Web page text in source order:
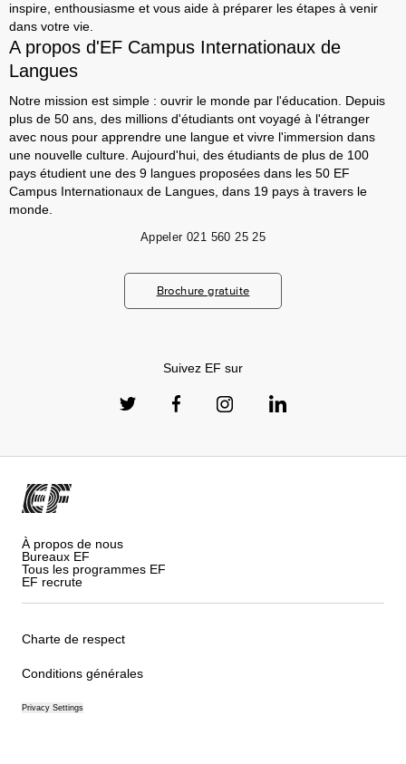
inspire, enthousiasme et vous aide à préparer les étapes à venir
dans votre vie.
A propos d'EF Campus Internationaux de
Langues
Notre mission est simple : ouvrir le monde par l'éducation. Depuis
plus de 50 ans, des millions d'étudiants ont voyagé à l'étranger
avec nous pour apprendre une langue et vivre l'immersion dans
une nouvelle culture. Aujourd'hui, des étudiants de plus de 100
pays étudient une des 9 langues proposées dans les 50 EF
Campus Internationaux de Langues, dans 19 pays à travers le
monde.
Appeler 021 560 25 25
Brochure gratuite
Suivez EF sur
À propos de nous
Bureaux EF
Tous les programmes EF
EF recrute
Charte de respect
Conditions générales
Privacy Settings